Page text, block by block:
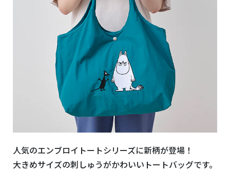
人気のエンブロイトートシリーズに新柄が登場！
大きめサイズの刺しゅうがかわいいトートバッグです。